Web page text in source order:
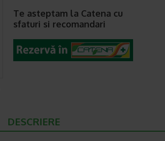
Te asteptam la Catena cu
sfaturi si recomandari
DESCRIERE